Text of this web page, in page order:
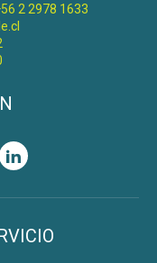
2 2978 1633